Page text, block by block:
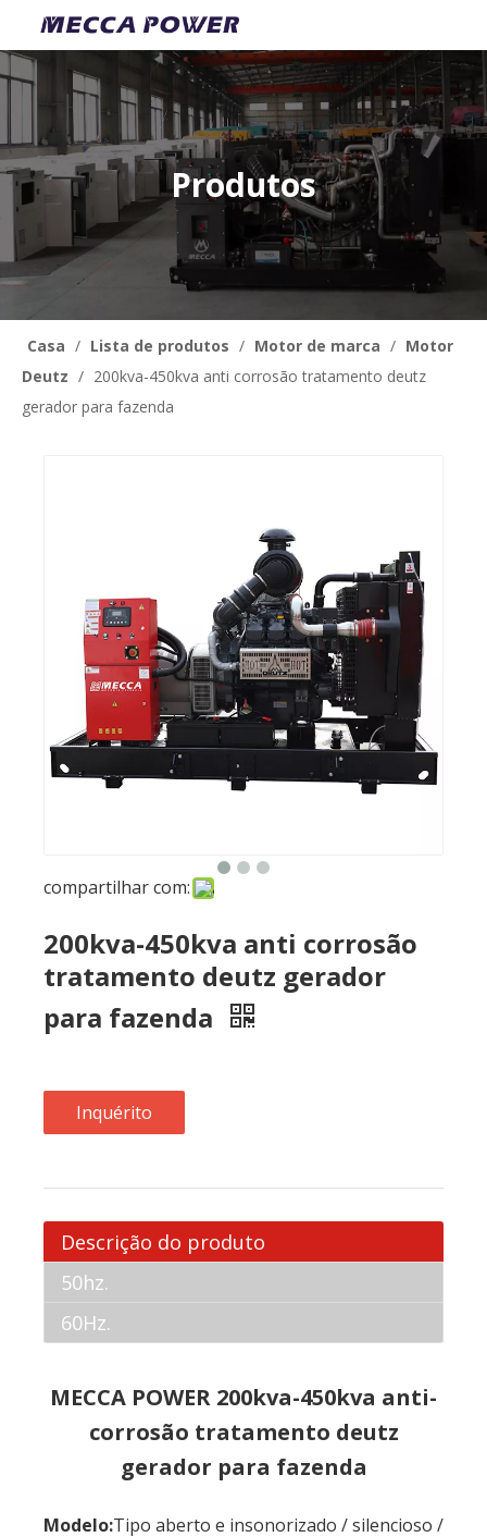
Produtos
Casa / Lista de produtos / Motor de marca / Motor
Deutz / 200kva-450kva anti corrosão tratamento deutz
gerador para fazenda
compartilhar com:
200kva-450kva anti corrosão
tratamento deutz gerador
para fazenda
Inquérito
Descrição do produto
50hz.
60Hz.
MECCA POWER 200kva-450kva anti-
corrosão tratamento deutz
gerador para fazenda
Modelo:Tipo aberto e insonorizado / silencioso /